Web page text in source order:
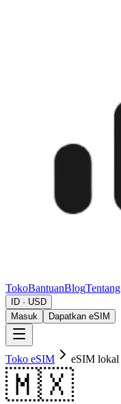
TokoBantuanBlogTentang
ID · USD
Masuk
Dapatkan eSIM
Toko eSIM eSIM lokal
🇲🇽